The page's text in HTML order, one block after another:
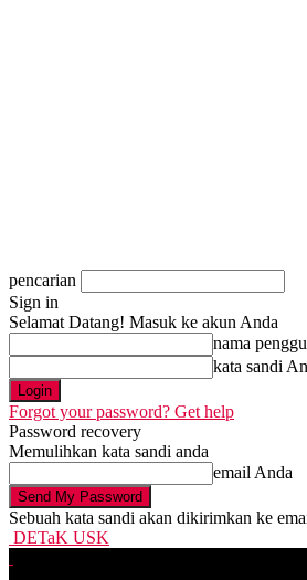
pencarian
Sign in
Selamat Datang! Masuk ke akun Anda
nama
kata sandi
Forgot your password? Get help
Password recovery
Memulihkan kata sandi anda
email Anda
Sebuah kata sandi akan dikirimkan ke
DETaK USK